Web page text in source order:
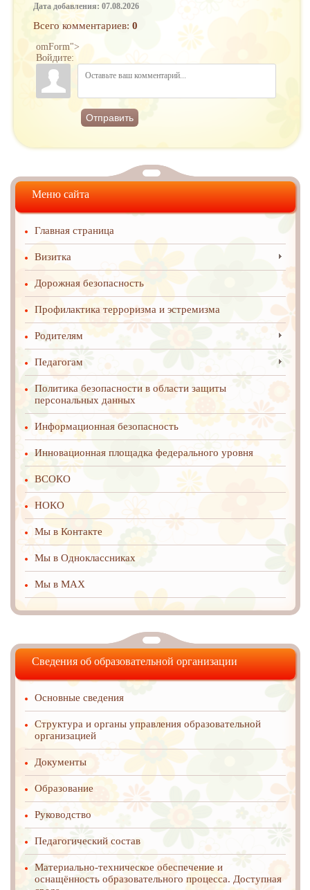
Дата добавления: 07.08.2026
Всего комментариев: 0
omForm">
Войдите:
Отправить
Меню сайта
Главная страница
Визитка
Дорожная безопасность
Профилактика терроризма и эстремизма
Родителям
Педагогам
Политика безопасности в области защиты
персональных данных
Информационная безопасность
Инновационная площадка федерального уровня
ВСОКО
НОКО
Мы в Контакте
Мы в Одноклассниках
Мы в MAX
Сведения об образовательной организации
Основные сведения
Структура и органы управления образовательной
организацией
Документы
Образование
Руководство
Педагогический состав
Материально-техническое обеспечение и
оснащённость образовательного процесса. Доступная